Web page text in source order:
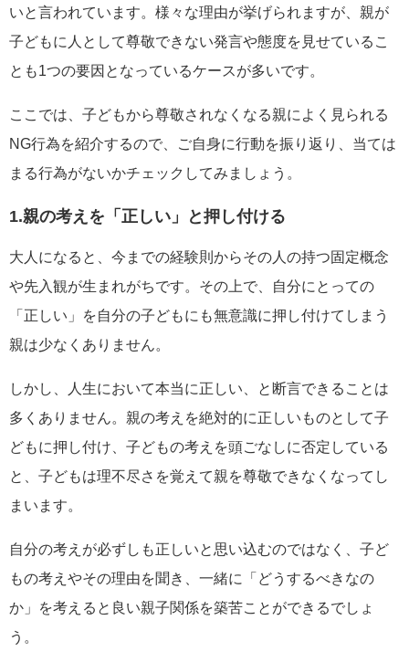
いと言われています。様々な理由が挙げられますが、親が
子どもに人として尊敬できない発言や態度を見せているこ
とも1つの要因となっているケースが多いです。
ここでは、子どもから尊敬されなくなる親によく見られる
NG行為を紹介するので、ご自身に行動を振り返り、当ては
まる行為がないかチェックしてみましょう。
1.親の考えを「正しい」と押し付ける
大人になると、今までの経験則からその人の持つ固定概念
や先入観が生まれがちです。その上で、自分にとっての
「正しい」を自分の子どもにも無意識に押し付けてしまう
親は少なくありません。
しかし、人生において本当に正しい、と断言できることは
多くありません。親の考えを絶対的に正しいものとして子
どもに押し付け、子どもの考えを頭ごなしに否定している
と、子どもは理不尽さを覚えて親を尊敬できなくなってし
まいます。
自分の考えが必ずしも正しいと思い込むのではなく、子ど
もの考えやその理由を聞き、一緒に「どうするべきなの
か」を考えると良い親子関係を築苦ことができるでしょ
う。